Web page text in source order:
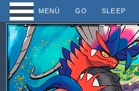
MENÚ GO SLEEP